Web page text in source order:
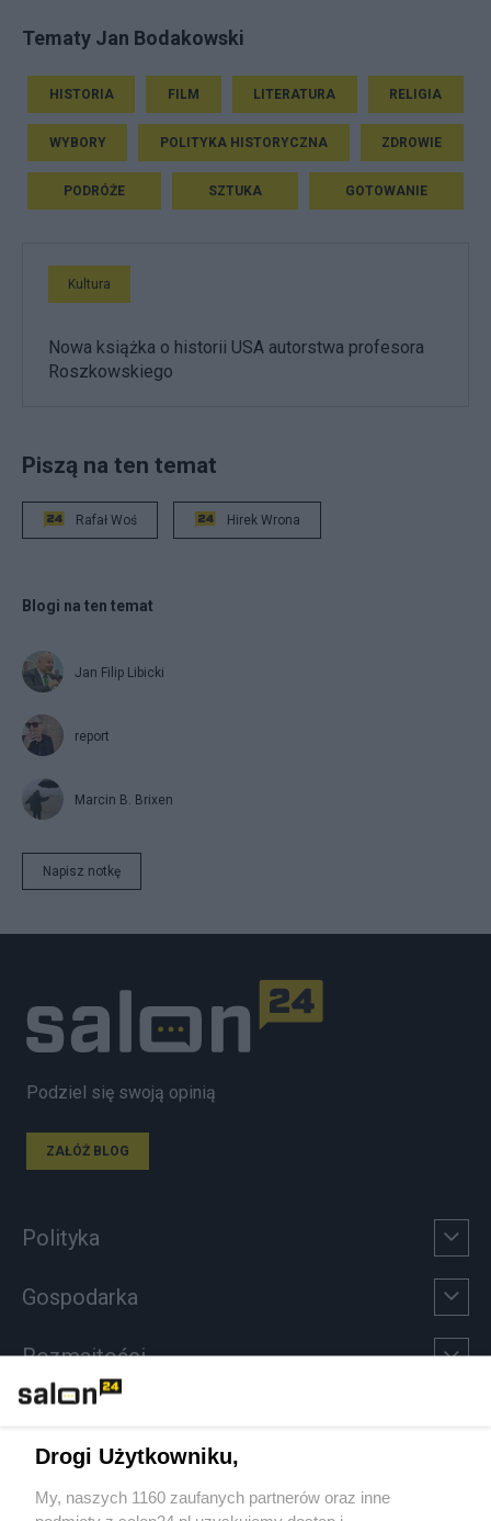
Tematy Jan Bodakowski
HISTORIA FILM LITERATURA RELIGIA
WYBORY POLITYKA HISTORYCZNA ZDROWIE
PODRÓŻE SZTUKA GOTOWANIE
Kultura
Nowa książka o historii USA autorstwa profesora
Roszkowskiego
Piszą na ten temat
Rafał Woś Hirek Wrona
Blogi na ten temat
Jan Filip Libicki
report
Marcin B. Brixen
Napisz notkę
Podziel się swoją opinią
ZAŁÓŻ BLOG
Polityka
Gospodarka
Rozmaitości
Sport
Drogi Użytkowniku,
My, naszych 1160 zaufanych partnerów oraz inne